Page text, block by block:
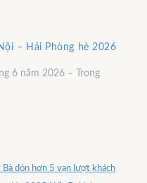
– Hải Phòng hè 2026
6 năm 2026 – Trong
đón hơn 5 vạn lượt khách